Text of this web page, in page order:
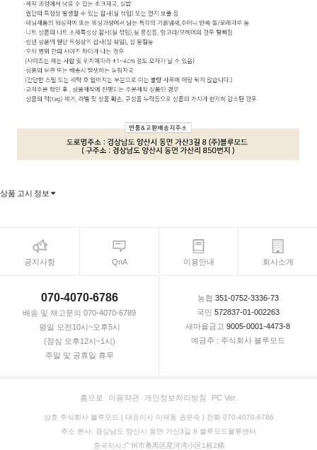
상품 고시 정보
공지사항 QnA 이용안내 회사소개
070-4070-6786
배송 및 재고문의 070-4070-6789
평일 오전10시~오후5시
(점심 오후12시~1시)
주말 및 공휴일 휴무
농협 351-0752-3336-73
국민 572837-01-002263
새마을금고 9005-0001-4473-8
예금주 : 주식회사 블루모드
홈으로 이용약관 개인정보처리방침 PC Ver.
상호 주식회사 블루모드 | 대표이사 이재동 권은숙 | 전화 070-4070-6786
주소 본사: 경상남도 양산시 동면 가산3길 8 블루모드물류센터
중국지사:广州市番禺区星河湾小区1栋2梯